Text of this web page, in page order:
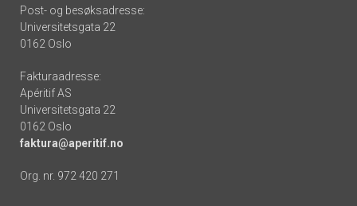
Post- og besøksadresse:
Universitetsgata 22
0162 Oslo
Fakturaadresse:
Apéritif AS
Universitetsgata 22
0162 Oslo
faktura@aperitif.no
Org. nr. 972 420 271